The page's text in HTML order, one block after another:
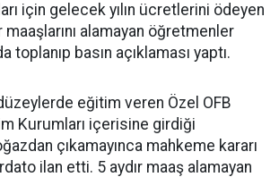
için gelecek yılın ücretlerini ödeyen
maaşlarını alamayan öğretmenler
toplanıp basın açıklaması yaptı.
eğitim veren Özel OFB
Kurumları içerisine girdiği
çıkamayınca mahkeme kararı
ilan etti. 5 aydır maaş alamayan